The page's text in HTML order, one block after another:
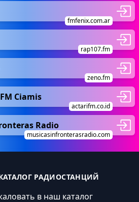
fmfenix.com.ar
rap107.fm
zeno.fm
Ciamis
actarifm.co.id
Radio
musicasinfronterasradio.com
КАТАЛОГ РАДИОСТАНЦИЙ
в наш каталог